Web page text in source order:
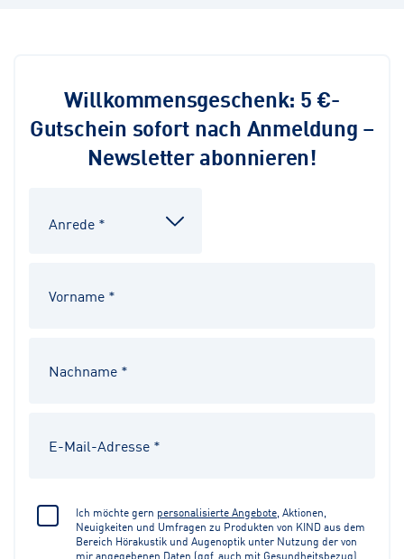
Willkommensgeschenk: 5 €-
Gutschein sofort nach Anmeldung –
Newsletter abonnieren!
Ich möchte gern personalisierte Angebote, Aktionen,
Neuigkeiten und Umfragen zu Produkten von KIND aus dem
Bereich Hörakustik und Augenoptik unter Nutzung der von
mir angegebenen Daten (ggf. auch mit Gesundheitsbezug)